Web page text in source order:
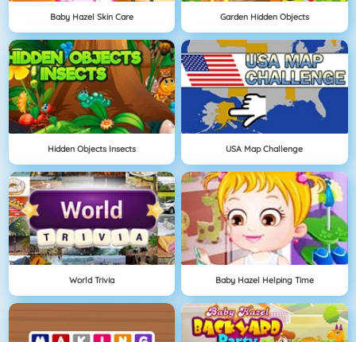
Baby Hazel Skin Care Garden Hidden Objects
Hidden Objects Insects USA Map Challenge
World Trivia Baby Hazel Helping Time